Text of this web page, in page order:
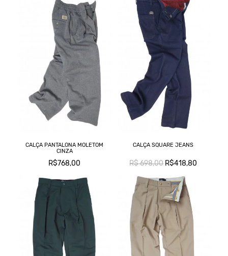
CALÇA PANTALONA MOLETOM
CINZA
R$768,00
CALÇA SQUARE JEANS
R$ 698,00R$418,80